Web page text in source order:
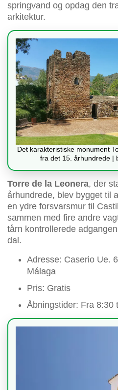
springvand og opdag den
arkitektur.
Det karakteristiske monument
fra det 15. århundrede |
Torre de la Leonera, der
århundrede, blev bygget til
en ydre forsvarsmur til
sammen med fire andre
tårn kontrollerede
dal.
Adresse: Caserio Ue.
Málaga
Pris: Gratis
Åbningstider: Fra 8:30